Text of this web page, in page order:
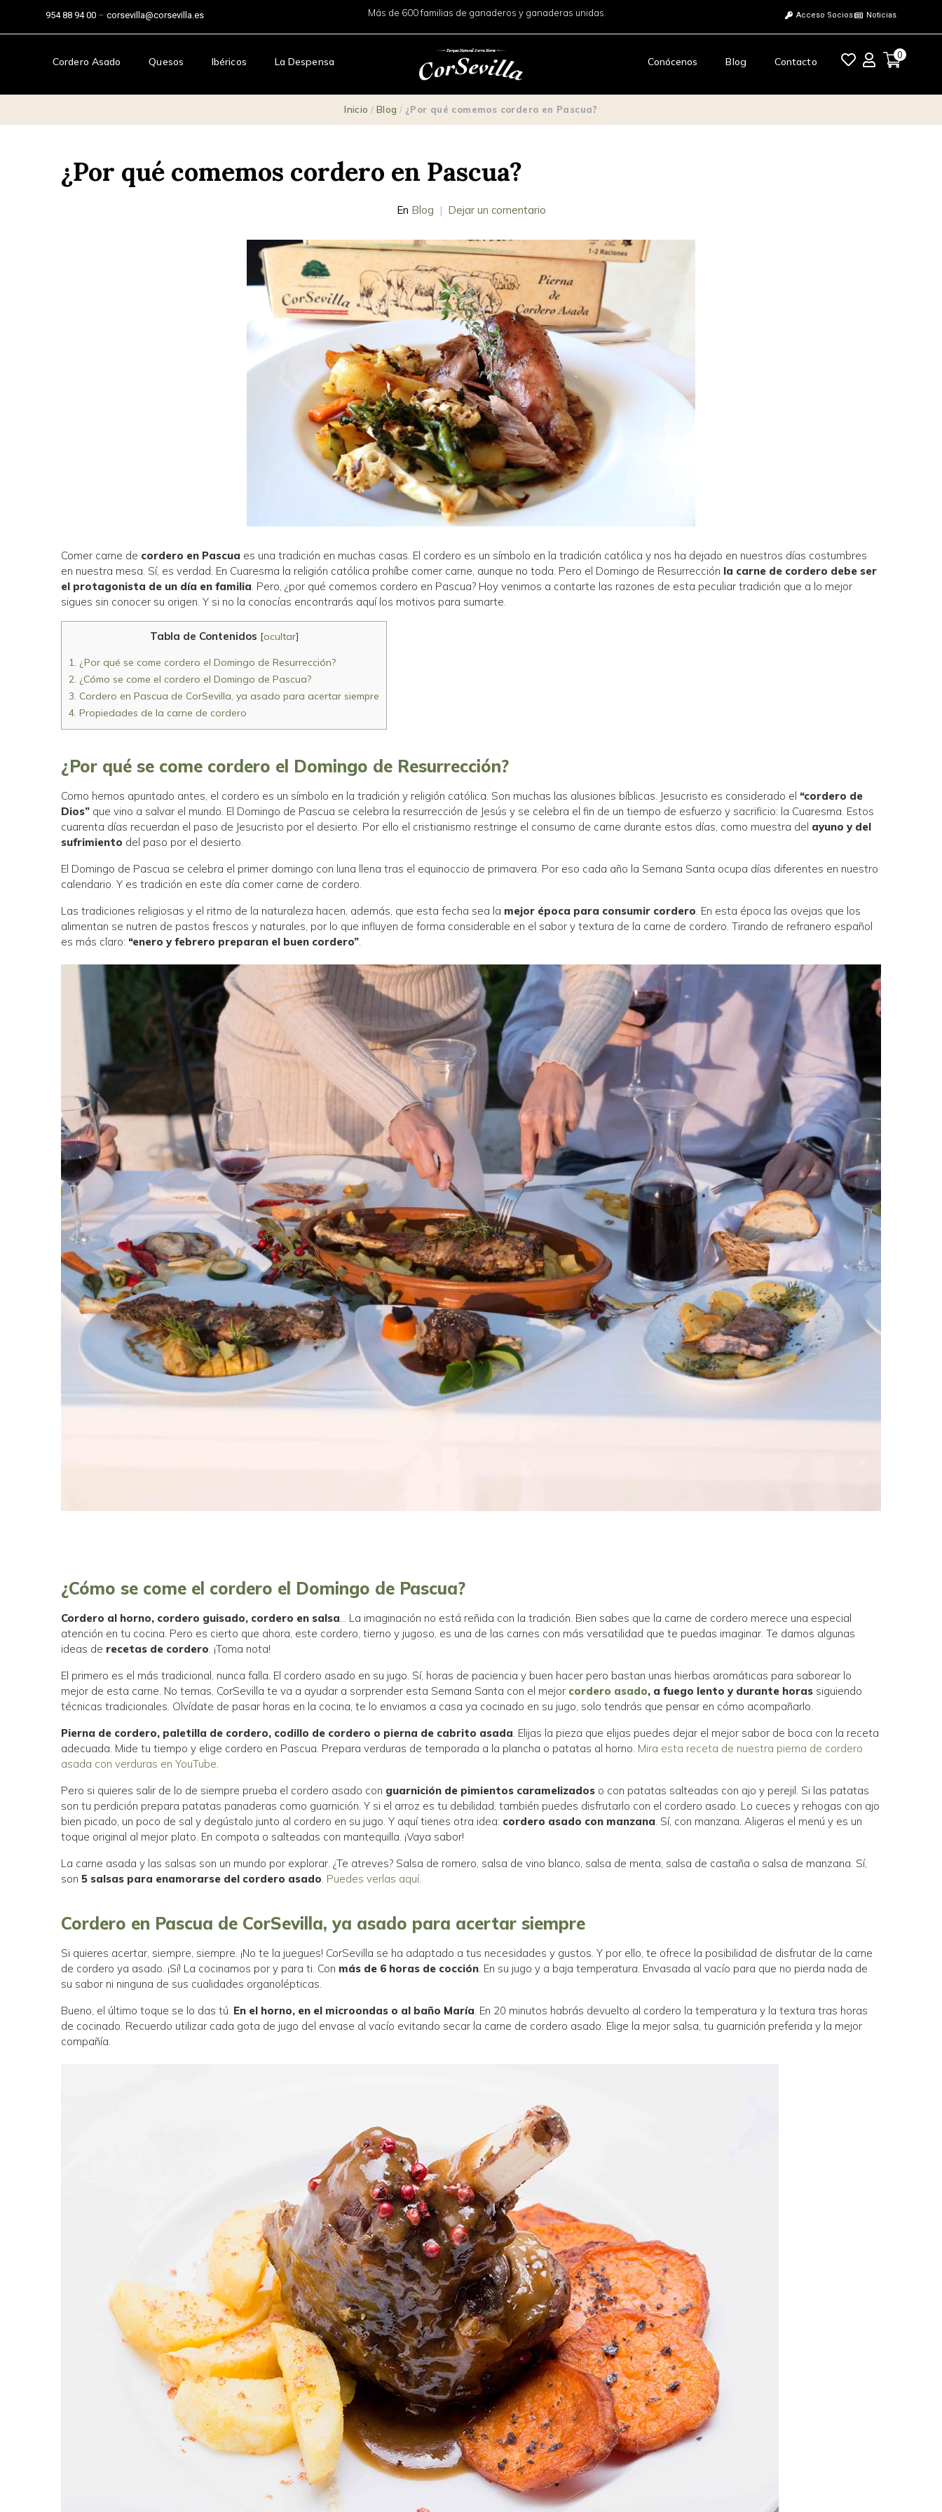
954 88 94 00 – corsevilla@corsevilla.es Más de 600 familias de ganaderos y ganaderas unidas. Acceso Socios Noticias
Cordero Asado Quesos Ibéricos La Despensa Conócenos Blog Contacto
0
Inicio / Blog / ¿Por qué comemos cordero en Pascua?
¿Por qué comemos cordero en Pascua?
En Blog Dejar un comentario
Comer carne de cordero en Pascua es una tradición en muchas casas. El cordero es un símbolo en la tradición católica y nos ha dejado en nuestros días costumbres
en nuestra mesa. Sí, es verdad. En Cuaresma la religión católica prohíbe comer carne, aunque no toda. Pero el Domingo de Resurrección la carne de cordero debe ser
el protagonista de un día en familia. Pero, ¿por qué comemos cordero en Pascua? Hoy venimos a contarte las razones de esta peculiar tradición que a lo mejor
sigues sin conocer su origen. Y si no la conocías encontrarás aquí los motivos para sumarte.
Tabla de Contenidos [ocultar]
1. ¿Por qué se come cordero el Domingo de Resurrección?
2. ¿Cómo se come el cordero el Domingo de Pascua?
3. Cordero en Pascua de CorSevilla, ya asado para acertar siempre
4. Propiedades de la carne de cordero
¿Por qué se come cordero el Domingo de Resurrección?
Como hemos apuntado antes, el cordero es un símbolo en la tradición y religión católica. Son muchas las alusiones bíblicas. Jesucristo es considerado el “cordero de
Dios” que vino a salvar el mundo. El Domingo de Pascua se celebra la resurrección de Jesús y se celebra el fin de un tiempo de esfuerzo y sacrificio: la Cuaresma. Estos
cuarenta días recuerdan el paso de Jesucristo por el desierto. Por ello el cristianismo restringe el consumo de carne durante estos días, como muestra del ayuno y del
sufrimiento del paso por el desierto.
El Domingo de Pascua se celebra el primer domingo con luna llena tras el equinoccio de primavera. Por eso cada año la Semana Santa ocupa días diferentes en nuestro
calendario. Y es tradición en este día comer carne de cordero.
Las tradiciones religiosas y el ritmo de la naturaleza hacen, además, que esta fecha sea la mejor época para consumir cordero. En esta época las ovejas que los
alimentan se nutren de pastos frescos y naturales, por lo que influyen de forma considerable en el sabor y textura de la carne de cordero. Tirando de refranero español
es más claro: “enero y febrero preparan el buen cordero”.
¿Cómo se come el cordero el Domingo de Pascua?
Cordero al horno, cordero guisado, cordero en salsa … La imaginación no está reñida con la tradición. Bien sabes que la carne de cordero merece una especial
atención en tu cocina. Pero es cierto que ahora, este cordero, tierno y jugoso, es una de las carnes con más versatilidad que te puedas imaginar. Te damos algunas
ideas de recetas de cordero . ¡Toma nota!
El primero es el más tradicional, nunca falla. El cordero asado en su jugo. Sí, horas de paciencia y buen hacer pero bastan unas hierbas aromáticas para saborear lo
mejor de esta carne. No temas, CorSevilla te va a ayudar a sorprender esta Semana Santa con el mejor cordero asado, a fuego lento y durante horas siguiendo
técnicas tradicionales. Olvídate de pasar horas en la cocina, te lo enviamos a casa ya cocinado en su jugo, solo tendrás que pensar en cómo acompañarlo.
Pierna de cordero, paletilla de cordero, codillo de cordero o pierna de cabrito asada . Elijas la pieza que elijas puedes dejar el mejor sabor de boca con la receta
adecuada. Mide tu tiempo y elige cordero en Pascua. Prepara verduras de temporada a la plancha o patatas al horno. Mira esta receta de nuestra pierna de cordero
asada con verduras en YouTube
Pero si quieres salir de lo de siempre prueba el cordero asado con guarnición de pimientos caramelizados o con patatas salteadas con ajo y perejil. Si las patatas
son tu perdición prepara patatas panaderas como guarnición. Y si el arroz es tu debilidad, también puedes disfrutarlo con el cordero asado. Lo cueces y rehogas con ajo
bien picado, un poco de sal y degústalo junto al cordero en su jugo. Y aquí tienes otra idea: cordero asado con manzana . Sí, con manzana. Aligeras el menú y es un
toque original al mejor plato. En compota o salteadas con mantequilla. ¡Vaya sabor!
La carne asada y las salsas son un mundo por explorar. ¿Te atreves? Salsa de romero, salsa de vino blanco, salsa de menta, salsa de castaña o salsa de manzana. Sí,
son5 salsas para enamorarse del cordero asado Puedes verlas aquí.
Cordero en Pascua de CorSevilla, ya asado para acertar siempre
Si quieres acertar, siempre, siempre. ¡No te la juegues! CorSevilla se ha adaptado a tus necesidades y gustos. Y por ello, te ofrece la posibilidad de disfrutar de la carne
de cordero ya asado. ¡Sí! La cocinamos por y para ti. Con más de 6 horas de cocción . En su jugo y a baja temperatura. Envasada al vacío para que no pierda nada de
su sabor ni ninguna de sus cualidades organolépticas.
Bueno, el último toque se lo das tú. En el horno, en el microondas o al baño María . En 20 minutos habrás devuelto al cordero la temperatura y la textura tras horas
de cocinado. Recuerdo utilizar cada gota de jugo del envase al vacío evitando secar la carne de cordero asado. Elige la mejor salsa, tu guarnición preferida y la mejor
compañía.